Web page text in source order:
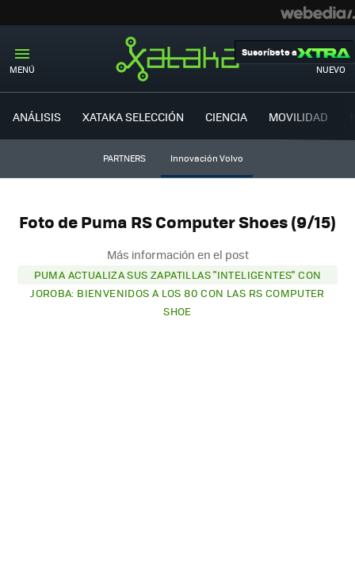
MENÚ NUEVO
Suscríbete a
ANÁLISIS XATAKA SELECCIÓN CIENCIA MOVILIDAD
PARTNERS Innovación Volvo
Foto de Puma RS Computer Shoes (9/15)
Más información en el post
PUMA ACTUALIZA SUS ZAPATILLAS "INTELIGENTES" CON
JOROBA: BIENVENIDOS A LOS 80 CON LAS RS COMPUTER
SHOE